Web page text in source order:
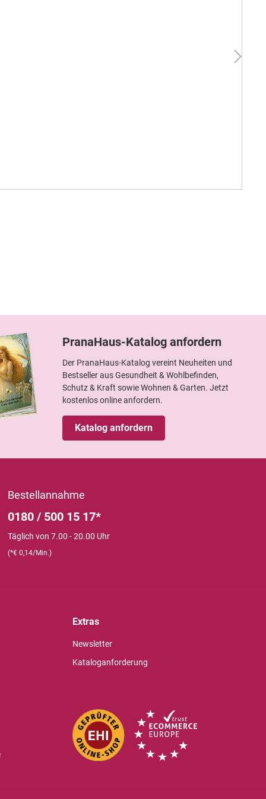
PranaHaus-Katalog anfordern
Der PranaHaus-Katalog vereint Neuheiten und
Bestseller aus Gesundheit & Wohlbefinden,
Schutz & Kraft sowie Wohnen & Garten. Jetzt
kostenlos online anfordern.
Katalog anfordern
Bestellannahme
0180 / 500 15 17*
Täglich von 7.00 - 20.00 Uhr
(*€ 0,14/Min.)
Extras
Newsletter
Kataloganforderung